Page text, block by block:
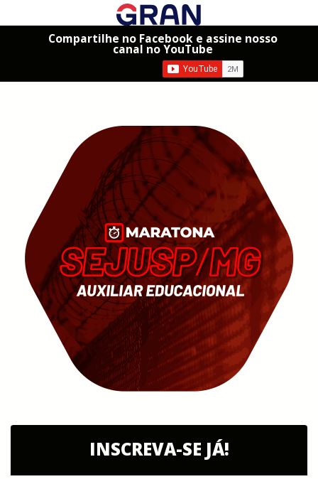
Compartilhe no Facebook e assine nosso
canal no YouTube
INSCREVA-SE JÁ!